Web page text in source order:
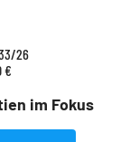
im Fokus
26
€